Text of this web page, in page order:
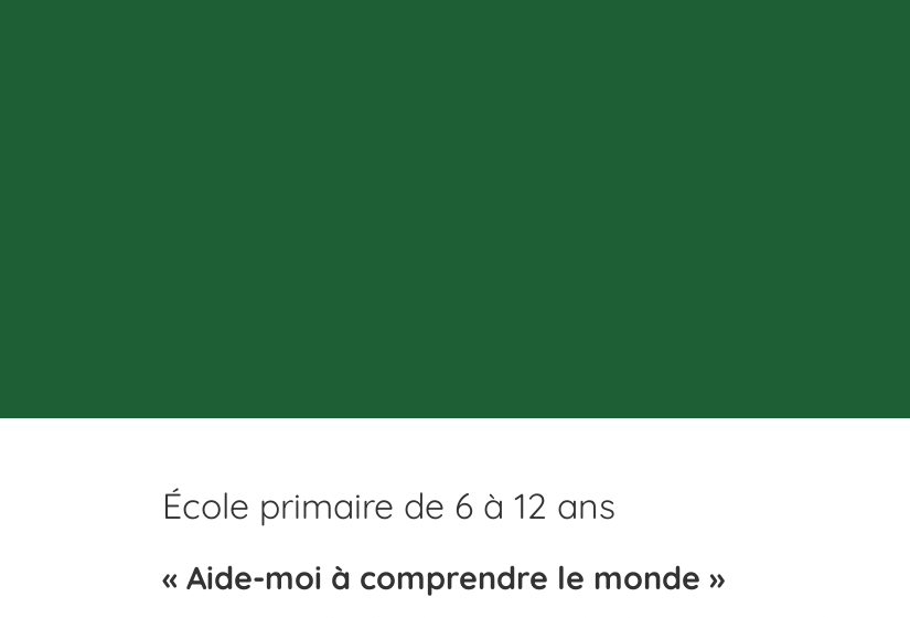
École primaire de 6 à 12 ans
« Aide-moi à comprendre le monde »